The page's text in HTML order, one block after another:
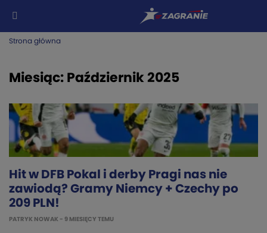
Strona główna
Miesiąc: Październik 2025
Hit w DFB Pokal i derby Pragi nas nie
zawiodą? Gramy Niemcy + Czechy po
209 PLN!
PATRYK NOWAK - 9 MIESIĘCY TEMU